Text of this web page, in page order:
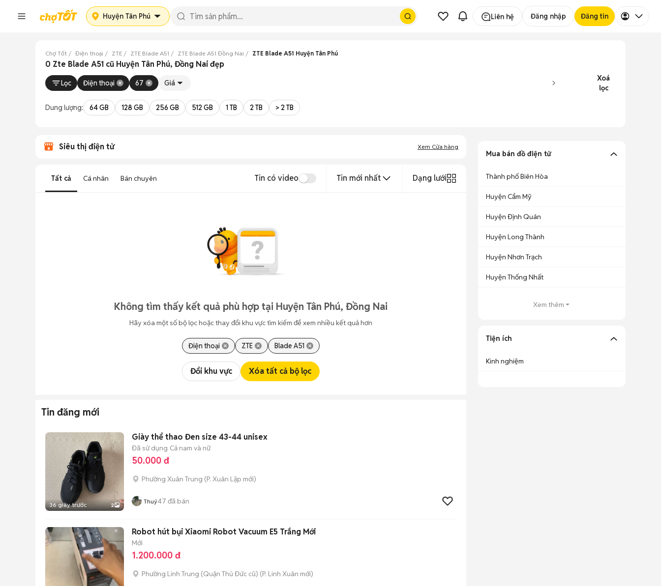
Huyện Tân Phú Liên hệ Đăng nhập Đăng tin
Chợ Tốt Điện thoại ZTE ZTE Blade A51 ZTE Blade A51 Đồng Nai ZTE Blade A51 Huyện Tân Phú
0 Zte Blade A51 cũ Huyện Tân Phú, Đồng Nai đẹp
Lọc Điện thoại 67 Giá
Xoá
lọc
Dung lượng: 64 GB 128 GB 256 GB 512 GB 1 TB 2 TB > 2 TB
Siêu thị điện tử Xem Cửa hàng
Tất cả Cá nhân Bán chuyên Tin có video Tin mới nhất Dạng lưới
Không tìm thấy kết quả phù hợp tại Huyện Tân Phú, Đồng Nai
Hãy xóa một số bộ lọc hoặc thay đổi khu vực tìm kiếm để xem nhiều kết quả hơn
Điện thoại ZTE Blade A51
Đổi khu vực Xóa tất cả bộ lọc
Tin đăng mới
36 giây trước 2
Giày thể thao Đen size 43-44 unisex
Đã sử dụng Cả nam và nữ
50.000 đ
Phường Xuân Trung (P. Xuân Lập mới)
Thuý47 đã bán
Robot hút bụi Xiaomi Robot Vacuum E5 Trắng Mới
Mới
1.200.000 đ
Phường Linh Trung (Quận Thủ Đức cũ) (P. Linh Xuân mới)
Mua bán đồ điện tử
Thành phố Biên Hòa
Huyện Cẩm Mỹ
Huyện Định Quán
Huyện Long Thành
Huyện Nhơn Trạch
Huyện Thống Nhất
Xem thêm
Tiện ích
Kinh nghiệm